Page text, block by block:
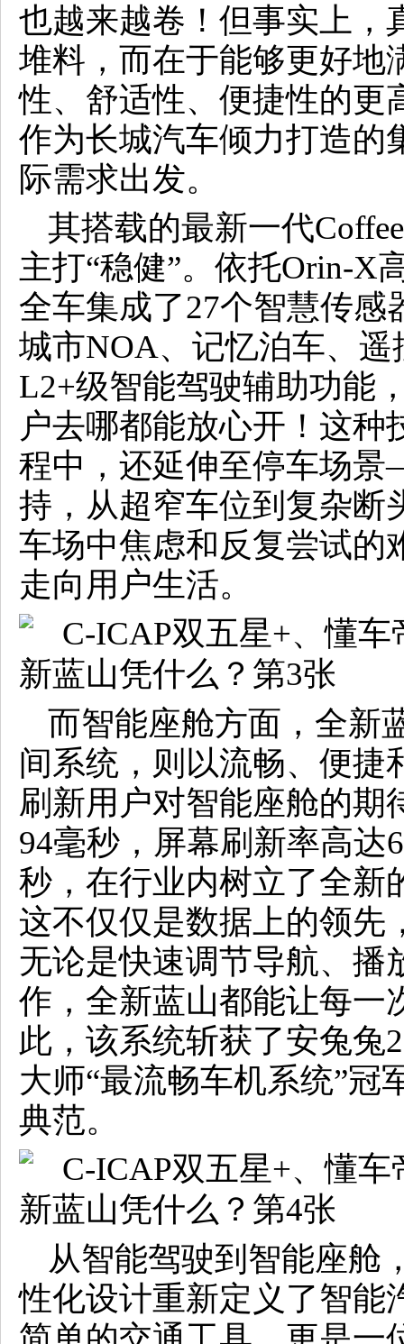
也越来越卷！但事实上，
堆料，而在于能够更好地
性、舒适性、便捷性的更
作为长城汽车倾力打造的
际需求出发。
其搭载的最新一代
主打“稳健”。依托Orin-X
全车集成了27个智慧传
城市NOA、记忆泊车、
L2+级智能驾驶辅助功能
户去哪都能放心开！这
程中，还延伸至停车场
持，从超窄车位到复杂断
车场中焦虑和反复尝试的
走向用户生活。
而智能座舱方面，全新
间系统，则以流畅、便捷
刷新用户对智能座舱的期
94毫秒，屏幕刷新率高达
秒，在行业内树立了全新
这不仅仅是数据上的领先
无论是快速调节导航、播
作，全新蓝山都能让每一
此，该系统斩获了安兔兔
大师“最流畅车机系统”冠
典范。
从智能驾驶到智能座舱
性化设计重新定义了智能